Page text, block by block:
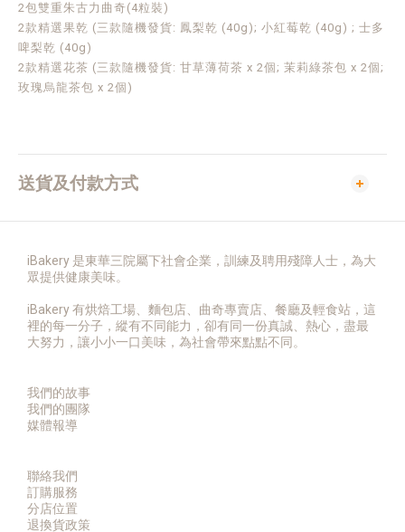
2包雙重朱古力曲奇(4粒裝)
2款精選果乾 (三款隨機發貨: 鳳梨乾 (40g); 小紅莓乾 (40g) ; 士多
啤梨乾 (40g)
2款精選花茶 (三款隨機發貨: 甘草薄荷茶 x 2個; 茉莉綠茶包 x 2個;
玫瑰烏龍茶包 x 2個)
送貨及付款方式
iBakery 是東華三院屬下社會企業，訓練及聘用殘障人士，為大
眾提供健康美味。
iBakery 有烘焙工場、麵包店、曲奇專賣店、餐廳及輕食站，這
裡的每一分子，縱有不同能力，卻有同一份真誠、熱心，盡最
大努力，讓小小一口美味，為社會帶來點點不同。
我們的故事
我們的團隊
媒體報導
聯絡我們
訂購服務
分店位置
退換貨政策